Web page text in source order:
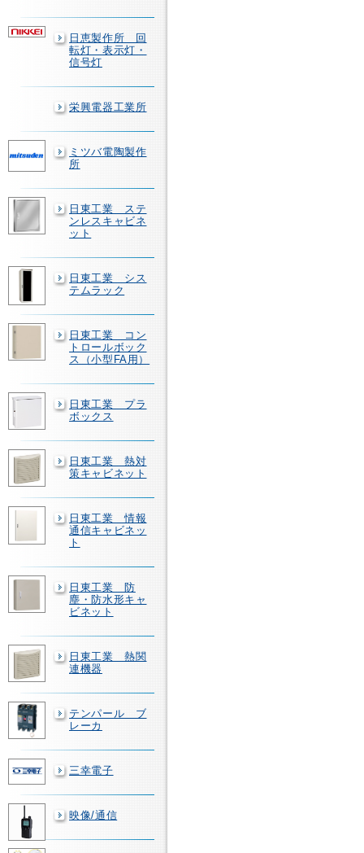
日恵製作所 回
転灯・表示灯・
信号灯
栄興電器工業所
ミツバ電陶製作
所
日東工業 ステ
ンレスキャビネ
ット
日東工業 シス
テムラック
日東工業 コン
トロールボック
ス（小型FA用）
日東工業 プラ
ボックス
日東工業 熱対
策キャビネット
日東工業 情報
通信キャビネッ
ト
日東工業 防
塵・防水形キャ
ビネット
日東工業 熱関
連機器
テンパール ブ
レーカ
三幸電子
映像/通信